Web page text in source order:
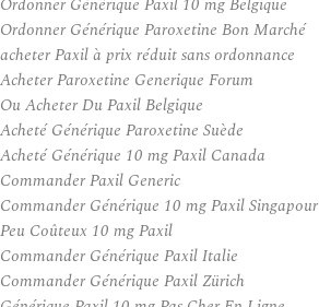
Ordonner Générique Paroxetine Bon Marché
acheter Paxil à prix réduit sans ordonnance
Acheter Paroxetine Generique Forum
Ou Acheter Du Paxil Belgique
Acheté Générique Paroxetine Suède
Acheté Générique 10 mg Paxil Canada
Commander Paxil Generic
Commander Générique 10 mg Paxil Singapour
Peu Coûteux 10 mg Paxil
Commander Générique Paxil Italie
Commander Générique Paxil Zürich